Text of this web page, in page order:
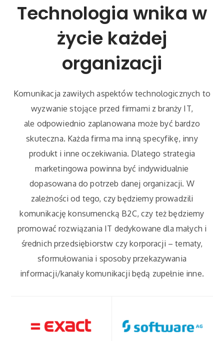
Technologia wnika w
życie każdej
organizacji
Komunikacja zawiłych aspektów technologicznych to
wyzwanie stojące przed firmami z branży IT,
ale odpowiednio zaplanowana może być bardzo
skuteczna. Każda firma ma inną specyfikę, inny
produkt i inne oczekiwania. Dlatego strategia
marketingowa powinna być indywidualnie
dopasowana do potrzeb danej organizacji. W
zależności od tego, czy będziemy prowadzili
komunikację konsumencką B2C, czy też będziemy
promować rozwiązania IT dedykowane dla małych i
średnich przedsiębiorstw czy korporacji – tematy,
sformułowania i sposoby przekazywania
informacji/kanały komunikacji będą zupełnie inne.